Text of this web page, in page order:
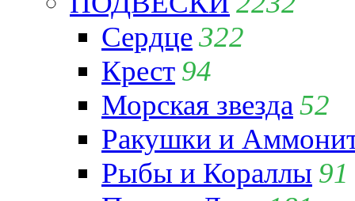
Сердце322
Крест 94
Морская звезда 52
Ракушки и
Рыбы и Кораллы 91